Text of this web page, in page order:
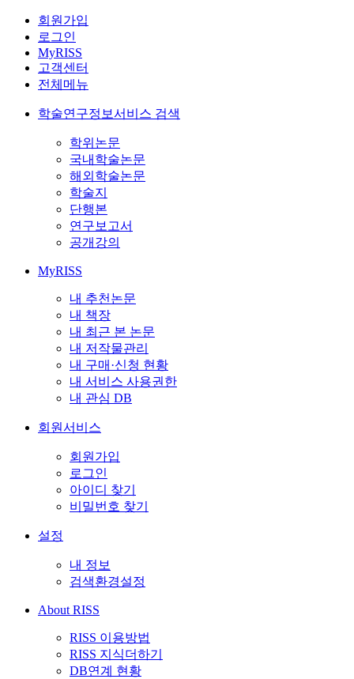
회원가입
로그인
MyRISS
고객센터
전체메뉴
학술연구정보서비스 검색
학위논문
국내학술논문
해외학술논문
학술지
단행본
연구보고서
공개강의
MyRISS
내 추천논문
내 책장
내 최근 본 논문
내 저작물관리
내 구매·신청 현황
내 서비스 사용권한
내 관심 DB
회원서비스
회원가입
로그인
아이디 찾기
비밀번호 찾기
설정
내 정보
검색환경설정
About RISS
RISS 이용방법
RISS 지식더하기
DB연계 현황